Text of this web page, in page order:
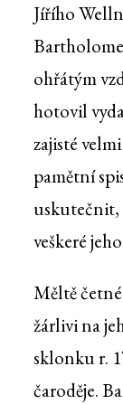
Jířího
ohřátým
hotovil
zajisté
pamětní
uskutečnit,
veškeré
Měltě
žárlivi na
sklonku r.
čaroděje.